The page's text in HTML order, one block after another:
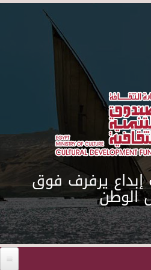
Skip to main content
إبداع يرفرف فوق
الوطن